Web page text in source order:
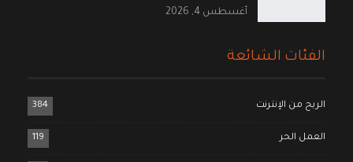
أغسطس 4, 2026
الفئات الشائعة
الربح من الإنترنت 384
العمل الحر 119